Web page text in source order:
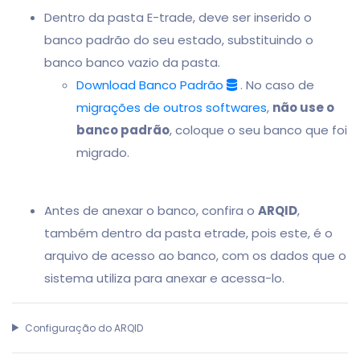
Dentro da pasta E-trade, deve ser inserido o
banco padrão do seu estado, substituindo o
banco banco vazio da pasta.
Download Banco Padrão
. No caso de
migrações de outros softwares, não use o
banco padrão, coloque o seu banco que foi
migrado.
Antes de anexar o banco, confira o ARQID,
também dentro da pasta etrade, pois este, é o
arquivo de acesso ao banco, com os dados que o
sistema utiliza para anexar e acessa-lo.
Configuração do ARQID